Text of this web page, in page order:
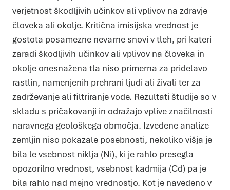
verjetnost škodljivih učinkov ali vplivov na zdravje
človeka ali okolje. Kritična imisijska vrednost je
gostota posamezne nevarne snovi v tleh, pri kateri
zaradi škodljivih učinkov ali vplivov na človeka in
okolje onesnažena tla niso primerna za pridelavo
rastlin, namenjenih prehrani ljudi ali živali ter za
zadrževanje ali filtriranje vode. Rezultati študije so v
skladu s pričakovanji in odražajo vplive značilnosti
naravnega geološkega območja. Izvedene analize
zemljin niso pokazale posebnosti, nekoliko višja je
bila le vsebnost niklja (Ni), ki je rahlo presegla
opozorilno vrednost, vsebnost kadmija (Cd) pa je
bila rahlo nad mejno vrednostjo. Kot je navedeno v